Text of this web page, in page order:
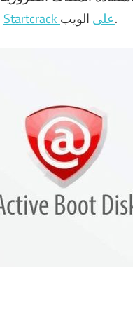
Startcrack علىالويب.